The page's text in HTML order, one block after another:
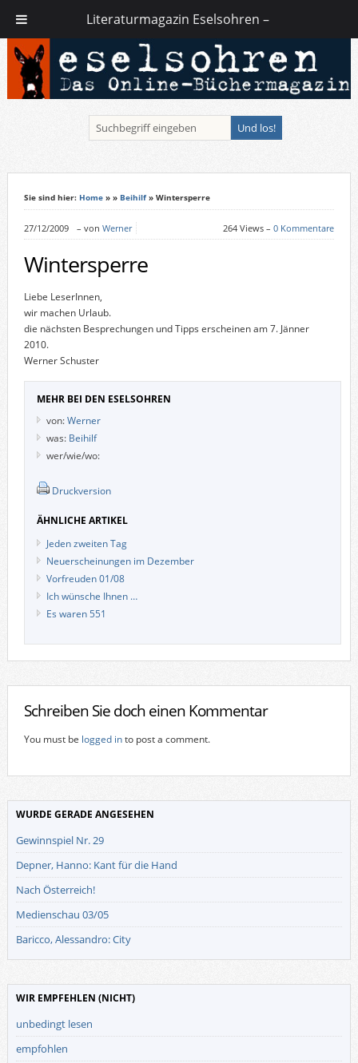
Sie sind hier: Home» » Beihilf» Wintersperre
27/12/2009 – von Werner 264 Views –0 Kommentare
Wintersperre
Liebe LeserInnen,
wir machen Urlaub.
die nächsten Besprechungen und Tipps erscheinen am 7. Jänner
2010.
Werner Schuster
MEHR BEI DEN ESELSOHREN
von:Werner
was: Beihilf
wer/wie/wo:
Druckversion
ÄHNLICHE ARTIKEL
Jeden zweiten Tag
Neuerscheinungen im Dezember
Vorfreuden 01/08
Ich wünsche Ihnen …
Es waren 551
Schreiben Sie doch einen Kommentar
You must be logged into post a comment.
WURDE GERADE ANGESEHEN
Gewinnspiel Nr. 29
Depner, Hanno: Kant für die Hand
Nach Österreich!
Medienschau 03/05
Baricco, Alessandro: City
WIR EMPFEHLEN (NICHT)
unbedingt lesen
empfohlen
Literaturmagazin Eselsohren –